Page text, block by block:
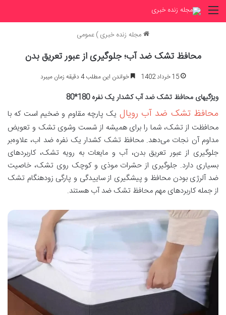
منو
مجله زنده خبری)عمومی
محافظ تشک ضد آب؛ جلوگیری از عبور تعریق بدن
15 خرداد 1402 خواندن این مطلب 4 دقیقه زمان میبرد
ویژگیهای محافظ تشک ضد آب کشدار یک نفره 180*80
محافظ تشک ضد آب رویال یک پارچه مقاوم و ضخیم است که با
محافظت از تشک، شما را برای همیشه از شست وشوی تشک و تعویض
مداوم آن نجات می‌دهد. محافظ تشک کشدار یک نفره ضد اب، علاوه‌بر
جلوگیری از عبور تعریق بدن، آب و مایعات به رویه تشک، کاربردهای
بسیاری دارد. جلوگیری از حشرات موذی و کوچک روی تشک، خاصیت
ضد آلرژی بودن محافظ و پیشگیری از ساییدگی و پارگی زودهنگام تشک
از جمله کاربردهای مهم محافظ تشک ضد آب هستند.